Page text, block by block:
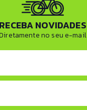
RECEBA NOVIDADES
no seu e-mail